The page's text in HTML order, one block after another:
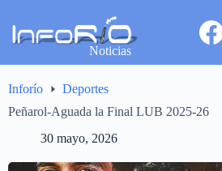
Noticias
Inforío
Deportes
Peñarol-Aguada la Final LUB 2025-26
30 mayo, 2026